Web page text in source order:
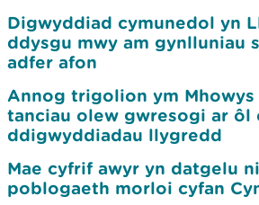
Digwyddiad cymunedol yn
ddysgu mwy am gynlluniau
adfer afon
Annog trigolion ym
tanciau olew gwresogi ar ôl
ddigwyddiadau llygredd
Mae cyfrif awyr yn datgelu
poblogaeth morloi cyfan